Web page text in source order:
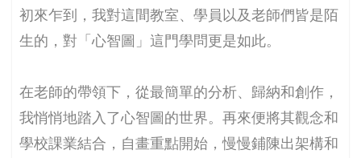
初來乍到，我對這間教室、學員以及老師們皆是陌
生的，對「心智圖」這門學問更是如此。
在老師的帶領下，從最簡單的分析、歸納和創作，
我悄悄地踏入了心智圖的世界。再來便將其觀念和
學校課業結合，自畫重點開始，慢慢鋪陳出架構和